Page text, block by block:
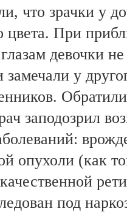
что зрачки у
цвета. При
девочки
замечали у
заподозрил
опухоли (как
под